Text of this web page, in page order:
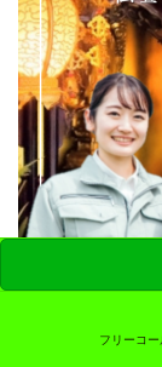
フリーコー